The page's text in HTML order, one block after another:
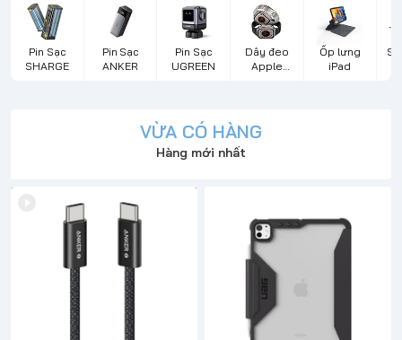
Pin Sạc
SHARGE
Pin Sạc
ANKER
Pin Sạc
UGREEN
Dây đeo
Apple
Ốp lưng
iPad
VỪA CÓ HÀNG
Hàng mới nhất